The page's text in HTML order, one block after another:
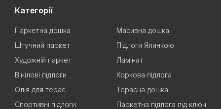
Категорії
Паркетна дошка
Масивна дошка
Штучний паркет
Підлоги Ялинкою
Художній паркет
Ламінат
Вінілові підлоги
Коркова підлога
Олія для терас
Терасна дошка
Спортивні підлоги
Паркетна підлога під ключ